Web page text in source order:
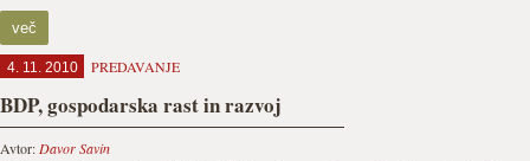
več
4. 11. 2010 PREDAVANJE
BDP, gospodarska rast in razvoj
Avtor: Davor Savin